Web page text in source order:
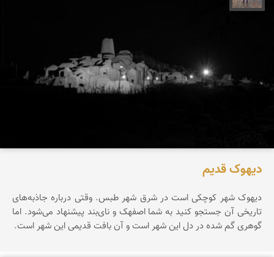
دیهوک قدیم
دیهوک شهر کوچکی است در شرق شهر طبس. وقتی درباره جاذبه‌های
تاریخی آن جستجو کنید به شما اصفهک و نای‌بند پیشنهاد می‌شود. اما
گوهری گم شده در دل این شهر است و آن بافت قدیمی این شهر است.